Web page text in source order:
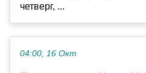
четверг, ...
04:00, 16 Окт